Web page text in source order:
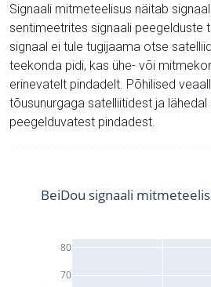
Signaali mitmeteelisus näitab
sentimeetrites signaali peegelduste
signaal ei tule tugijaama otse
teekonda pidi, kas ühe- või
erinevatelt pindadelt. Põhilised
tõusunurgaga satelliitidest ja
peegelduvatest pindadest.
70
80
BeiDou signaali